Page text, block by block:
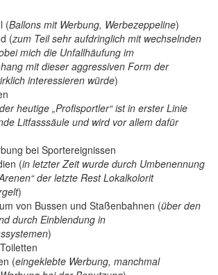
(Ballons mit Werbung, Werbezeppeline)
(zum Teil sehr aufdringlich mit wechselnden
mich die Unfallhäufung im
mit dieser aggressiven Form der
interessieren würde)
heutige „Profisportler“ ist in erster Linie
Litfasssäule und wird vor allem dafür
bei Sportereignissen
(in letzter Zeit wurde durch Umbenennung
der letzte Rest Lokalkolorit
)
von Bussen und Staßenbahnen (über den
durch Einblendung in
)
(eingeklebte Werbung, manchmal